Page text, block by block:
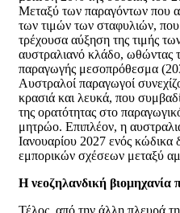
Μεταξύ των παραγόντων που
των τιμών των σταφυλιών,
τρέχουσα αύξηση της τιμής
αυστραλιανό κλάδο, ωθώντας
παραγωγής μεσοπρόθεσμα
Αυστραλοί παραγωγοί
κρασιά και λευκά, που
της ορατότητας στο
μητρώο. Επιπλέον, η
Ιανουαρίου 2027 ενός κώδικα
εμπορικών σχέσεων μεταξύ
Η νεοζηλανδική βιομηχανία
Τέλος, από την άλλη πλευρά